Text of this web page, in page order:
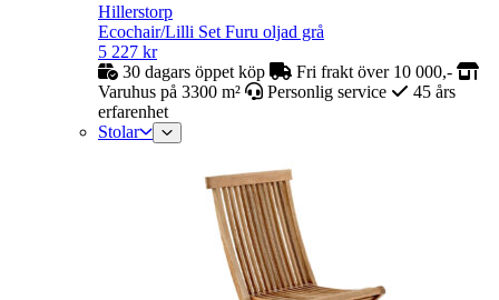
Hillerstorp
Ecochair/Lilli Set Furu oljad grå
5 227 kr
30 dagars öppet köp
Fri frakt över 10 000,-
Varuhus på 3300 m²
Personlig service
45 års
erfarenhet
Stolar